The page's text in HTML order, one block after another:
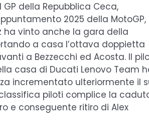
della Repubblica Ceca,
2025 della MotoGP,
ha vinto anche la gara della
a casa l’ottava doppietta
a Bezzecchi ed Acosta. Il
casa di Ducati Lenovo Team
incrementato ulteriormente il
piloti complice la
e conseguente ritiro di Alex